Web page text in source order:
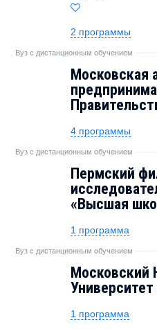
2 программы
Вуз с дистанционным обучением
Московская
4 программы
Вуз с дистанционным обучением
Пермский
«Высшая
1 программа
Вуз с дистанционным обучением
Московский
Университет
1 программа